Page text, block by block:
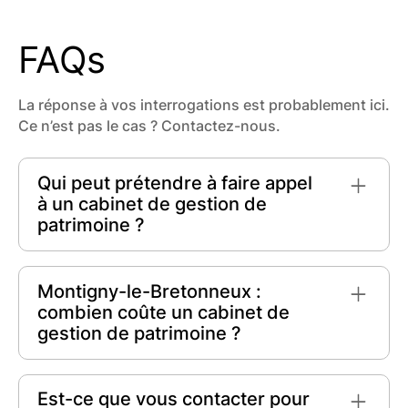
FAQs
La réponse à vos interrogations est probablement ici.
Ce n’est pas le cas ? Contactez-nous.
Qui peut prétendre à faire appel
à un cabinet de gestion de
patrimoine ?
ses finances peut prétendre à faire appel à un
cabinet de gestion de patrimoine. Que vous
soyez unparticulier fortuné, en quête de
conseils pour vosinvestissements
entrepriserecherchant une stratégie fiscale
Montigny-le-Bretonneux :
combien coûte un cabinet de
gestion de patrimoine ?
de gestion de patrimoine varient en fonction
Est-ce que vous contacter pour